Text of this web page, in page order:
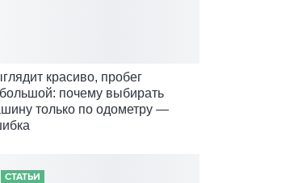
красиво, пробег
почему выбирать
только по одометру —
СТАТЬИ